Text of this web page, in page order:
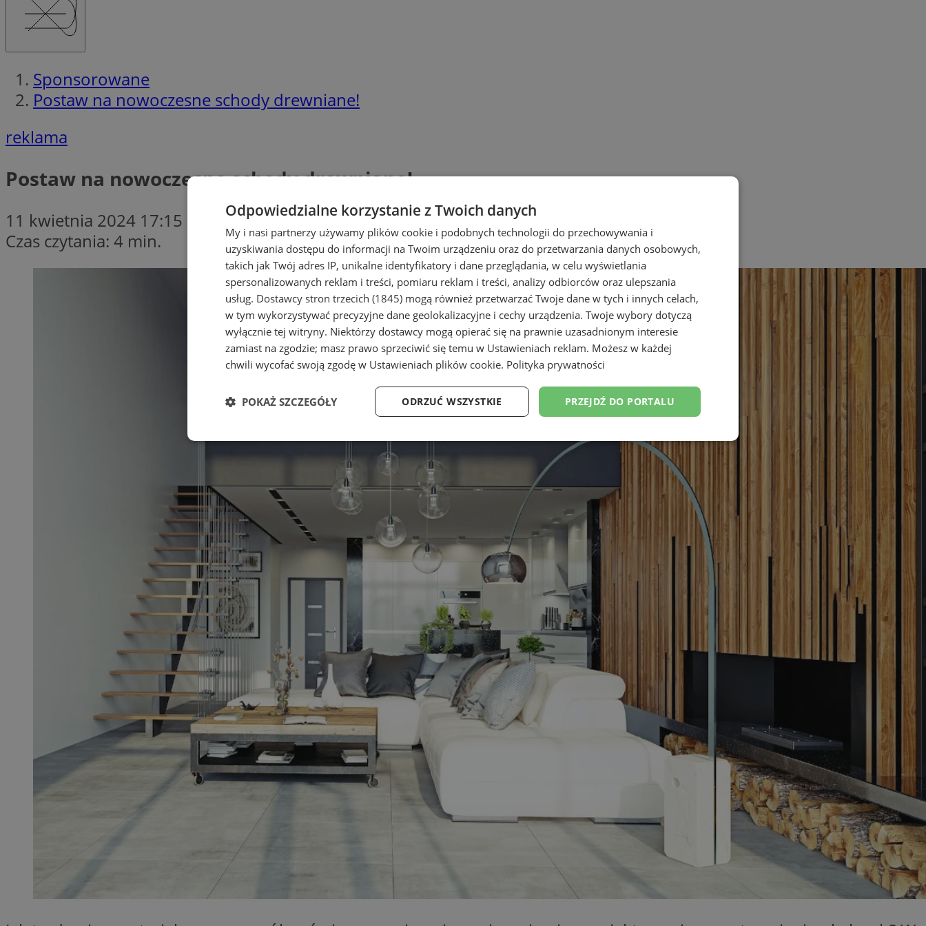
Sponsorowane
Postaw na nowoczesne schody drewniane!
reklama
Postaw na nowoczesne schody drewniane!
11 kwietnia 2024 17:15
Czas czytania: 4 min.
Odpowiedzialne korzystanie z Twoich danych
My i nasi partnerzy używamy plików cookie i podobnych technologii do przechowywania i
uzyskiwania dostępu do informacji na Twoim urządzeniu oraz do przetwarzania danych osobowych,
takich jak Twój adres IP, unikalne identyfikatory i dane przeglądania, w celu wyświetlania
spersonalizowanych reklam i treści, pomiaru reklam i treści, analizy odbiorców oraz ulepszania
usług. Dostawcy stron trzecich (1845) mogą również przetwarzać Twoje dane w tych i innych celach,
w tym wykorzystywać precyzyjne dane geolokalizacyjne i cechy urządzenia. Twoje wybory dotyczą
wyłącznie tej witryny. Niektórzy dostawcy mogą opierać się na prawnie uzasadnionym interesie
zamiast na zgodzie; masz prawo sprzeciwić się temu w Ustawieniach reklam. Możesz w każdej
chwili wycofać swoją zgodę w Ustawieniach plików cookie. Polityka prywatności
PRZEJDŹ DO PORTALU
ODRZUĆ WSZYSTKIE
POKAŻ SZCZEGÓŁY
Niezbędne Wydajność Targetowanie Funkcjonalność Niesklasyfikowane
Niezbędne Wydajność Targetowanie Funkcjonalność Niesklasyfikowane
Niezbędne pliki cookie umożliwiają korzystanie z podstawowych funkcji strony internetowej, takich jak logowanie użytkownika i
zarządzanie kontem. Bez niezbędnych plików cookie nie można prawidłowo korzystać ze strony internetowej.
Nazwa
Okres
przechowywania
QeSessID 1 rok
Ten plik cookie przechowuje identyfikator sesji.
mojchorzow.pl 1 rok
Ten plik cookie przechowuje identyfikator sesji.
mojchorzow.pl 1 rok
Ten plik cookie przechowuje identyfikator sesji.
CookieScriptConsent
CookieScript
mojchorzow.pl
4 tygodnie 2 dni
Ten plik cookie jest używany przez usługę Cookie-
Script.com do zapamiętywania preferencji
dotyczących zgody użytkownika na pliki cookie.
Jest to konieczne, aby baner cookie Cookie-
Script.com działał poprawnie.
__cf_bm
Cloudflare Inc.
.temu.com
Ten plik cookie służy do rozróżniania ludzi i
botów. Jest to korzystne dla strony internetowej,
na temat korzystania z jej witryny internetowej.
VISITOR_PRIVACY_METADATA
prywatności podczas korzystania z witryny.
Rejestruje wybory dotyczące polityki prywatności
i ustawień zgody, zapewniając ich przestrzeganie
w kolejnych wizytach. Dzięki temu użytkownik nie
musi ponownie konfigurować swoich preferencji,
co zwiększa wygodę i zgodność z regulacjami
ochrony danych.
Rejestruje, który klaster serwerów obsługuje
doświadczenia użytkownika.